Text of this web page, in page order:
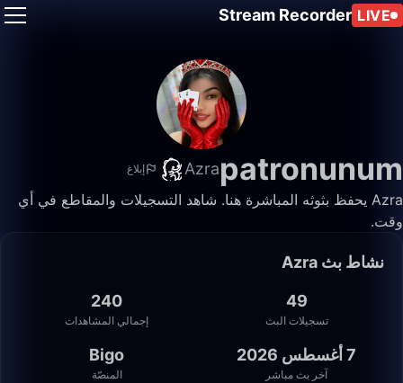
LIVE
Stream Recorder
patronunum
Azra إبلاغ
Azra يحفظ بثوثه المباشرة هنا. شاهد التسجيلات والمقاطع في أي
وقت.
نشاط بث Azra
49
تسجيلات البث
240
إجمالي المشاهدات
7 أغسطس 2026
آخر بث مباشر
Bigo
المنصّة